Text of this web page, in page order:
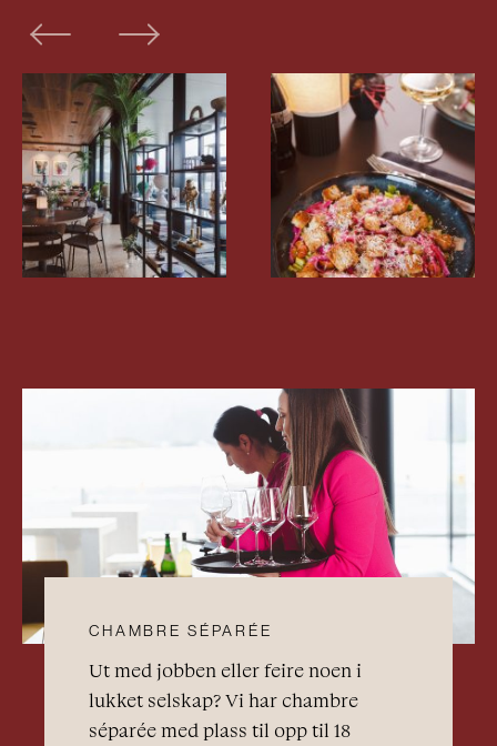
CHAMBRE SÉPARÉE
Ut med jobben eller feire noen i
lukket selskap? Vi har chambre
séparée med plass til opp til 18